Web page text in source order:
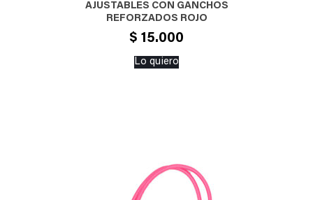
AJUSTABLES CON GANCHOS
REFORZADOS ROJO
$ 15.000
Lo quiero